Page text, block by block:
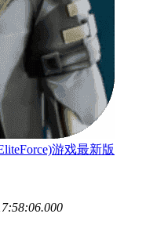
游戏最新版